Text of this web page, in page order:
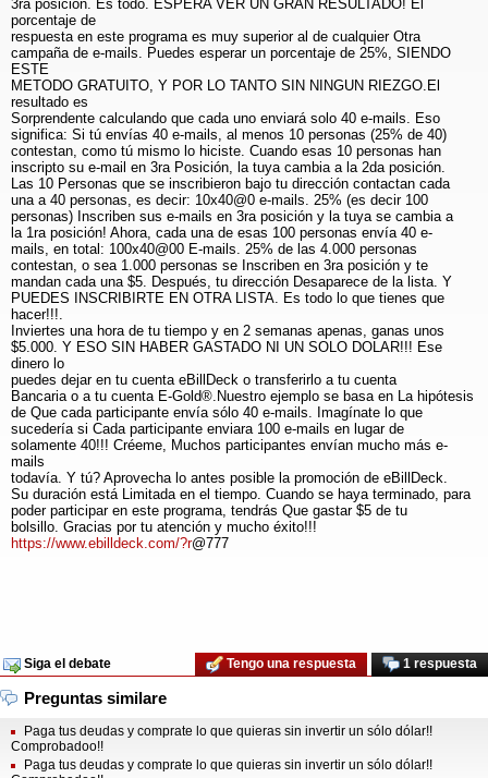
3ra posición. Es todo. ESPERA VER UN GRAN RESULTADO! El
porcentaje de
respuesta en este programa es muy superior al de cualquier Otra
campaña de e-mails. Puedes esperar un porcentaje de 25%, SIENDO
ESTE
METODO GRATUITO, Y POR LO TANTO SIN NINGUN RIEZGO.El
resultado es
Sorprendente calculando que cada uno enviará solo 40 e-mails. Eso
significa: Si tú envías 40 e-mails, al menos 10 personas (25% de 40)
contestan, como tú mismo lo hiciste. Cuando esas 10 personas han
inscripto su e-mail en 3ra Posición, la tuya cambia a la 2da posición.
Las 10 Personas que se inscribieron bajo tu dirección contactan cada
una a 40 personas, es decir: 10x40@0 e-mails. 25% (es decir 100
personas) Inscriben sus e-mails en 3ra posición y la tuya se cambia a
la 1ra posición! Ahora, cada una de esas 100 personas envía 40 e-
mails, en total: 100x40@00 E-mails. 25% de las 4.000 personas
contestan, o sea 1.000 personas se Inscriben en 3ra posición y te
mandan cada una $5. Después, tu dirección Desaparece de la lista. Y
PUEDES INSCRIBIRTE EN OTRA LISTA. Es todo lo que tienes que
hacer!!!.
Inviertes una hora de tu tiempo y en 2 semanas apenas, ganas unos
$5.000. Y ESO SIN HABER GASTADO NI UN SOLO DOLAR!!! Ese
dinero lo
puedes dejar en tu cuenta eBillDeck o transferirlo a tu cuenta
Bancaria o a tu cuenta E-Gold®.Nuestro ejemplo se basa en La hipótesis
de Que cada participante envía sólo 40 e-mails. Imagínate lo que
sucedería si Cada participante enviara 100 e-mails en lugar de
solamente 40!!! Créeme, Muchos participantes envían mucho más e-
mails
todavía. Y tú? Aprovecha lo antes posible la promoción de eBillDeck.
Su duración está Limitada en el tiempo. Cuando se haya terminado, para
poder participar en este programa, tendrás Que gastar $5 de tu
bolsillo. Gracias por tu atención y mucho éxito!!!
https://www.ebilldeck.com/?r@777
Siga el debate 1 respuesta
Tengo una respuesta
Preguntas similare
Paga tus deudas y comprate lo que quieras sin invertir un sólo dólar!!
Comprobadoo!!
Paga tus deudas y comprate lo que quieras sin invertir un sólo dólar!!